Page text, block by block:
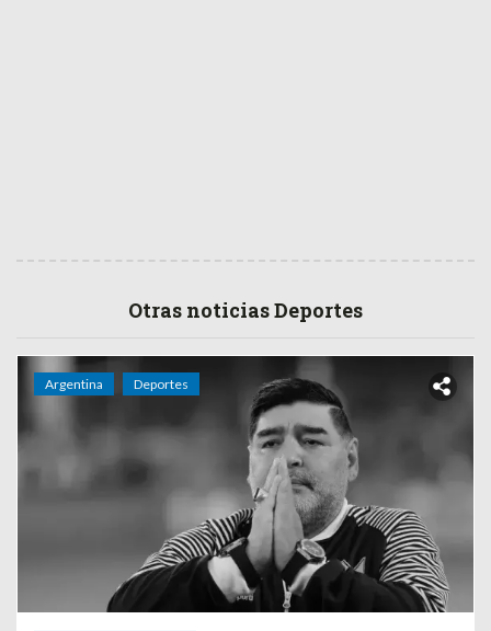
Otras noticias Deportes
Argentina Deportes